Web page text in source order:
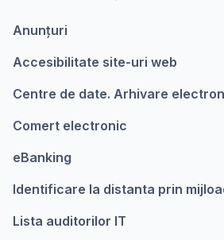
Anunțuri
Accesibilitate site-uri web
Centre de date. Arhivare
Comert electronic
eBanking
Identificare la distanta prin
Lista auditorilor IT